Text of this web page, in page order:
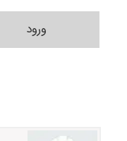
ورود